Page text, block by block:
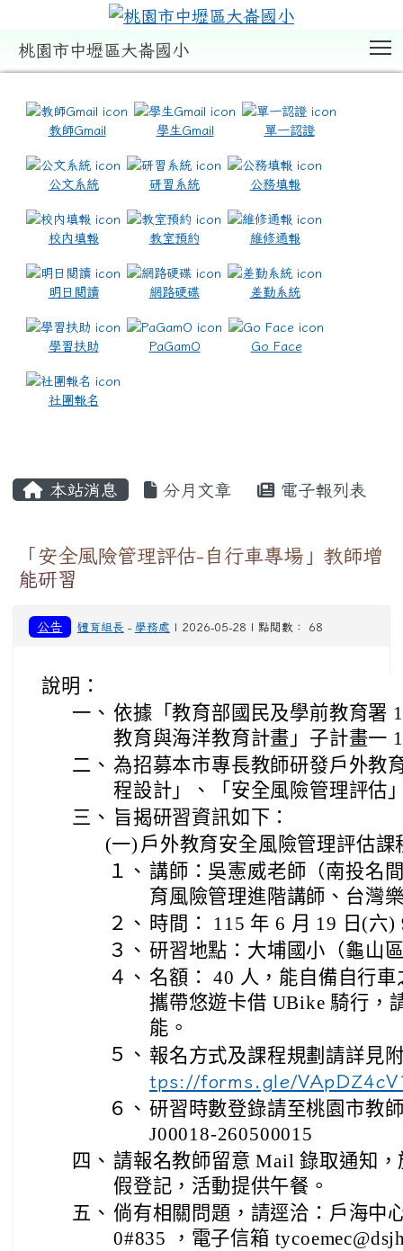
桃園市中壢區大崙國小
教師Gmail 學生Gmail 單一認證
公文系統 研習系統 公務填報
校內填報 教室預約 維修通報
明日閱讀 網路硬碟 差勤系統
學習扶助 PaGamO Go Face
社團報名
本站消息 分月文章 電子報列表
「安全風險管理評估-自行車專場」教師增
能研習
公告 體育組長 - 學務處 | 2026-05-28 | 點閱數： 68
說明：
一、 依據「教育部國民及學前教育署
教育與海洋教育計畫」子計畫一
二、 為招募本市專長教師研發戶外教
程設計」、「安全風險管理評估
三、 旨揭研習資訊如下：
(一) 戶外教育安全風險管理評估課
１、 講師：吳憲威老師（南投名
育風險管理進階講師、台灣
２、 時間： 115 年 6 月 19 日(六)
３、 研習地點：大埔國小（龜山
４、 名額： 40 人，能自備自行
攜帶悠遊卡借 UBike 騎行，
能。
５、 報名方式及課程規劃請詳見
tps://forms.gle/
６、 研習時數登錄請至桃園市教
J00018-260500015
四、 請報名教師留意 Mail 錄取通知
假登記，活動提供午餐。
五、 倘有相關問題，請逕洽：戶海中
0#835 ，電子信箱